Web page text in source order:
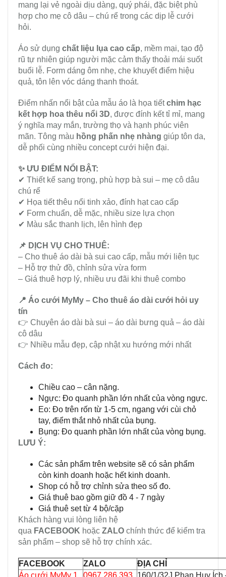
mang lại vẻ ngoài dịu dàng, quý phái, đặc biệt phù
hợp cho mẹ cô dâu – chú rể trong các dịp lễ cưới
hỏi.
Áo sử dụng chất liệu lụa cao cấp, mềm mại, tạo độ
rũ tự nhiên giúp người mặc cảm thấy thoải mái suốt
buổi lễ. Form dáng ôm nhẹ, che khuyết điểm hiệu
quả, tôn lên vóc dáng thanh thoát.
Điểm nhấn nổi bật của mẫu áo là họa tiếtchim hạc
kết hợp hoa thêu nổi 3D, được đính kết tỉ mỉ, mang
ý nghĩa may mắn, trường thọ và hạnh phúc viên
mãn. Tông màu hồng phấn nhẹ nhàng giúp tôn da,
dễ phối cùng nhiều concept cưới hiện đại.
✨ ƯU ĐIỂM NỔI BẬT:
✔ Thiết kế sang trọng, phù hợp bà sui – mẹ cô dâu
chú rể
✔ Họa tiết thêu nổi tinh xảo, đính hạt cao cấp
✔ Form chuẩn, dễ mặc, nhiều size lựa chọn
✔ Màu sắc thanh lịch, lên hình đẹp
📌 DỊCH VỤ CHO THUÊ:
– Cho thuê áo dài bà sui cao cấp, mẫu mới liên tục
– Hỗ trợ thử đồ, chỉnh sửa vừa form
– Giá thuê hợp lý, nhiều ưu đãi khi thuê combo
📍 Áo cưới MyMy – Cho thuê áo dài cưới hỏi uy
tín
👉 Chuyên áo dài bà sui – áo dài bưng quả – áo dài
cô dâu
👉 Nhiều mẫu đẹp, cập nhật xu hướng mới nhất
Cách đo:
Chiều cao – cân nặng.
Ngực: Đo quanh phần lớn nhất của vòng ngực.
Eo: Đo trên rốn từ 1-5 cm, ngang với cùi chỏ
tay, điểm thắt nhỏ nhất của bụng.
Bụng: Đo quanh phần lớn nhất của vòng bụng.
LƯU Ý:
Các sản phẩm trên website sẽ có sản phẩm
còn kinh doanh hoặc hết kinh doanh.
Shop có hỗ trợ chỉnh sửa theo số đo.
Giá thuê bao gồm giữ đồ 4 - 7 ngày
Giá thuê set từ 4 bộ/cặp
Khách hàng vui lòng liên hệ
qua FACEBOOK hoặc ZALO chính thức để kiểm tra
sản phẩm – shop sẽ hỗ trợ chính xác.
FACEBOOK ZALO
ĐỊA CHỈ